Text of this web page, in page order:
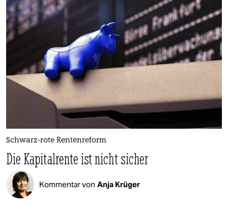
Schwarz-rote Rentenreform
Die Kapitalrente ist nicht sicher
Kommentar von Anja Krüger